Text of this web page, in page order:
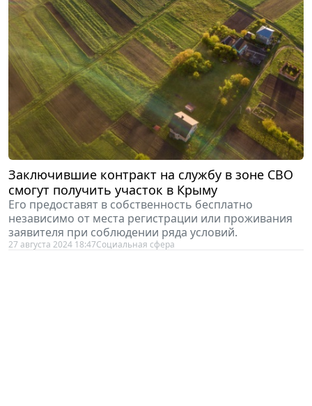
Заключившие контракт на службу в зоне СВО
смогут получить участок в Крыму
Его предоставят в собственность бесплатно
независимо от места регистрации или проживания
заявителя при соблюдении ряда условий.
27 августа 2024 18:47Социальная сфера